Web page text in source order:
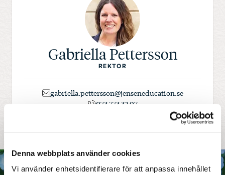
Denna webbplats använder cookies
Vi använder enhetsidentifierare för att anpassa innehållet
Gabriella Pettersson
REKTOR
gabriella.pettersson@jenseneducation.se
073 773 32 07